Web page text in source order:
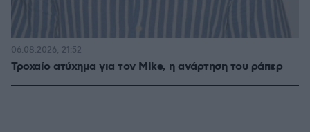
Τροχαίο ατύχημα για τον Mike, η ανάρτηση του ράπερ
06.08.2026, 21:52